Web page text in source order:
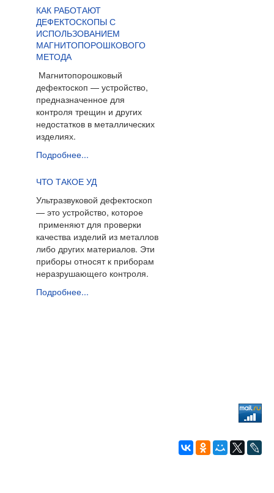
КАК РАБОТАЮТ
ДЕФЕКТОСКОПЫ С
ИСПОЛЬЗОВАНИЕМ
МАГНИТОПОРОШКОВОГО
МЕТОДА
Магнитопорошковый
дефектоскоп — устройство,
предназначенное для
контроля трещин и других
недостатков в металлических
изделиях.
Подробнее...
ЧТО ТАКОЕ УД
Ультразвуковой дефектоскоп
— это устройство, которое
применяют для проверки
качества изделий из металлов
либо других материалов. Эти
приборы относят к приборам
неразрушающего контроля.
Подробнее...